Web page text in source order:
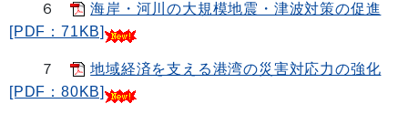
６
海岸・河川の大規模地震・津波対策の促進
[PDF：71KB]
７
地域経済を支える港湾の災害対応力の強化
[PDF：80KB]